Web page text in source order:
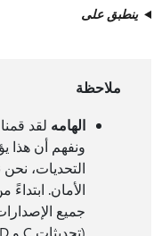
ينطبق على
ملاحظة
الهامه لقد
ونفهم أن هذا
التحديات، نحن
جميع